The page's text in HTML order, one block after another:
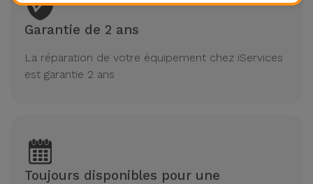
Garantie de 2 ans
La réparation de votre équipement chez iServices
est garantie 2 ans
Toujours disponibles pour une